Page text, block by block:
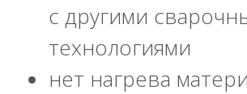
с другими
технологиями
нет нагрева